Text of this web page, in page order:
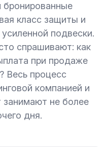
класс защиты и
подвески.
спрашивают: как
при продаже
Весь процесс
компанией и
занимают не более
дня.